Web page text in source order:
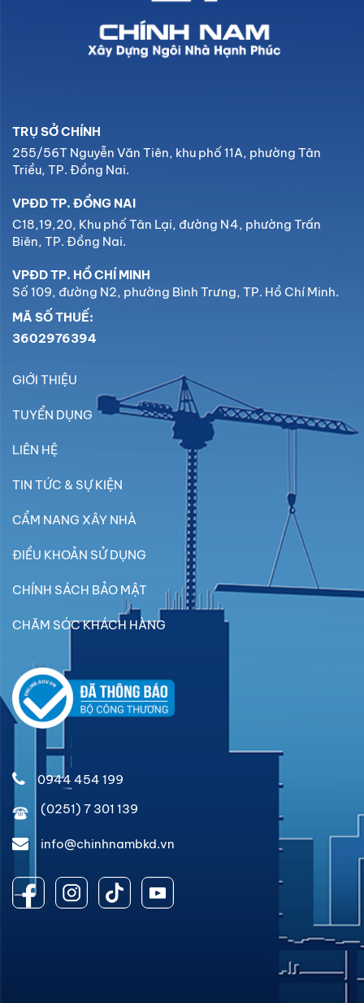
TRỤ SỞ CHÍNH
255/56T Nguyễn Văn Tiên, khu phố 11A, phường Tân
Triều, TP. Đồng Nai.
VPĐD TP. ĐỒNG NAI
C18,19,20, Khu phố Tân Lại, đường N4, phường Trấn
Biên, TP. Đồng Nai.
VPĐD TP. HỒ CHÍ MINH
Số 109, đường N2, phường Bình Trưng, TP. Hồ Chí Minh.
MÃ SỐ THUẾ:
3602976394
GIỚI THIỆU
TUYỂN DỤNG
LIÊN HỆ
TIN TỨC & SỰ KIỆN
CẨM NANG XÂY NHÀ
ĐIỀU KHOẢN SỬ DỤNG
CHÍNH SÁCH BẢO MẬT
CHĂM SÓC KHÁCH HÀNG
0944 454 199
(0251) 7 301 139
info@chinhnambkd.vn